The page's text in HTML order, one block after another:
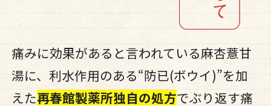
痛みに効果があると言われている麻杏薏甘
湯に、利水作用のある“防已(ボウイ)”を加
えた再春館製薬所独自の処方でぶり返す痛